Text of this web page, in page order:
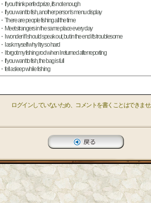
・If you think perfect prize, it's not enough
・If you want to fish, another person's menu display
・There are people fishing all the time
・Meet strangers in the same place every day
・I wonder if I should speak out, but in the end it's troublesome
・I ask myself why I try so hard
・I forgot my fishing rod when I returned after reporting
・If you want to fish, the bag is full
・fell asleep while fishing
ログインしていないため、コメントを書くことはできませ